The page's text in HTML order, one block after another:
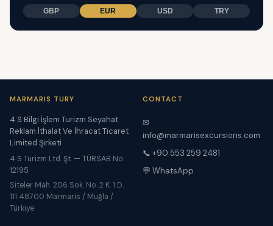
GBP EUR USD TRY
MARMARIS TURY
4 S Bilgi İşlem Turizm Seyahat
Reklam İthalat Ve İhracat Ticaret
Limited Şirketi
4 S Turizm Ltd. Şt. — TÜRSAB No:
12195
Siteler Mah. 206 Sok. No. 2 K. 1 D.
111 48700 Marmaris / Muğla /
Türkiye
CONTACT
✉
info@marmarisexcursions.com
📞 +90 553 259 2481
💬 WhatsApp